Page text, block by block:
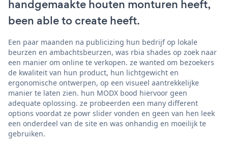
handgemaakte houten monturen heeft,
been able to create heeft.
Een paar maanden na publicizing hun bedrijf op lokale
beurzen en ambachtsbeurzen, was rbia shades op zoek naar
een manier om online te verkopen. ze wanted om bezoekers
de kwaliteit van hun product, hun lichtgewicht en
ergonomische ontwerpen, op een visueel aantrekkelijke
manier te laten zien. hun MODX bood hiervoor geen
adequate oplossing. ze probeerden een many different
options voordat ze powr slider vonden en geen van hen leek
een onderdeel van de site en was onhandig en moeilijk te
gebruiken.